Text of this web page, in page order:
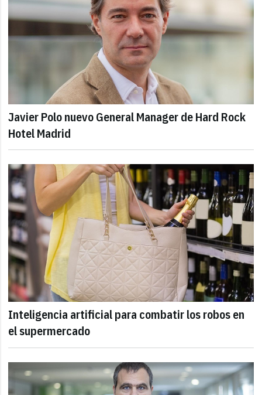
Javier Polo nuevo General Manager de Hard Rock
Hotel Madrid
Inteligencia artificial para combatir los robos en
el supermercado